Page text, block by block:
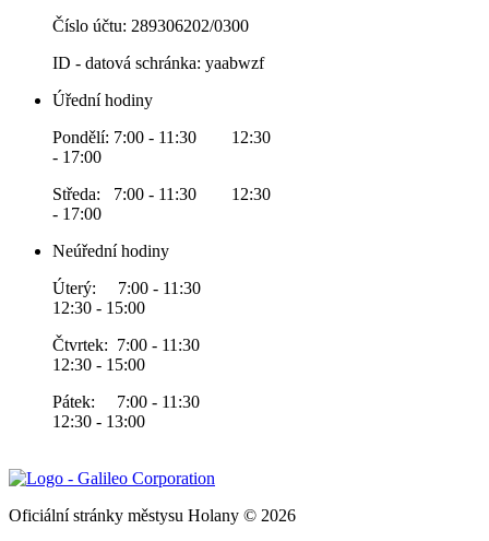
Číslo účtu: 289306202/0300
ID - datová schránka: yaabwzf
Úřední hodiny
Pondělí: 7:00 - 11:30 12:30
- 17:00
Středa: 7:00 - 11:30 12:30
- 17:00
Neúřední hodiny
Úterý: 7:00 - 11:30
12:30 - 15:00
Čtvrtek: 7:00 - 11:30
12:30 - 15:00
Pátek: 7:00 - 11:30
12:30 - 13:00
Oficiální stránky městysu Holany © 2026